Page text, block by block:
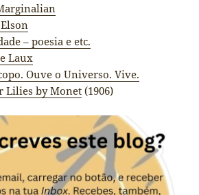
– poesia e etc.
Laux
Ouve o Universo. Vive.
Lilies by Monet (1906)